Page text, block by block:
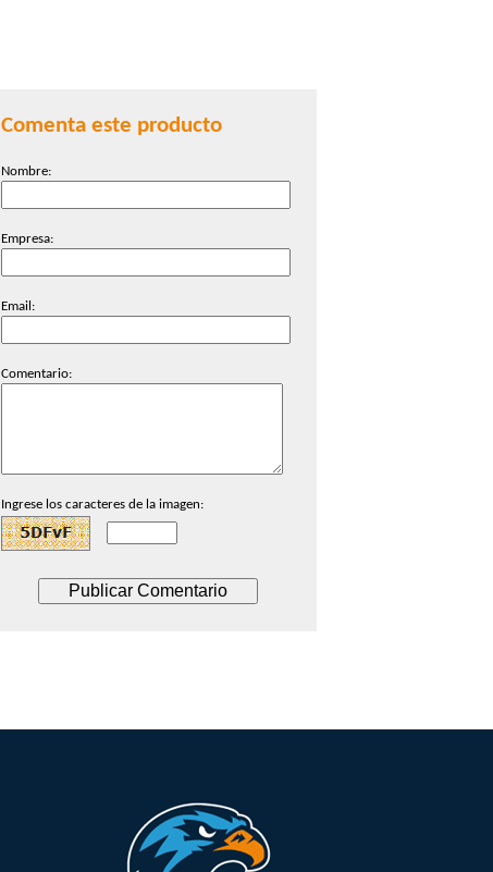
Comenta este producto
Nombre:
Empresa:
Email:
Comentario:
Ingrese los caracteres de la imagen: